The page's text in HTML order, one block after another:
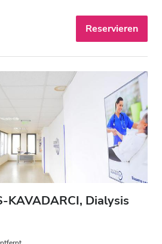
Reservieren
KAVADARCI, Dialysis